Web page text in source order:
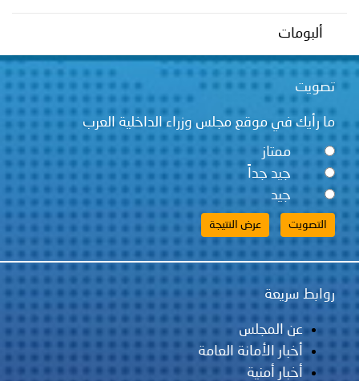
الإلكترونية
صور
وفيديو
مجلة
أصداء
الأمانة
إعلانات
من
نحن
اتصل
بنا
ألبومات
تصويت
ما رأيك في موقع مجلس وزراء الداخلية العرب
ممتاز
جيد جداً
جيد
روابط سريعة
عن المجلس
أخبار الأمانة العامة
أخبار أمنية